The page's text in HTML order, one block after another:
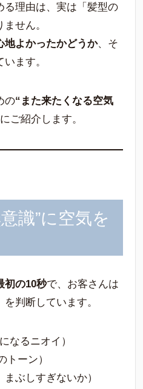
る理由は、実は「髪型の
せん。
地よかったかどうか、そ
ます。
の“また来たくなる空気
ご紹介します。
識”に空気を
初の10秒で、お客さんは
判断しています。
なるニオイ）
トーン）
ぶしすぎないか）